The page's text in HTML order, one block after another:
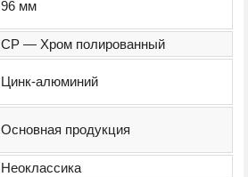
96 мм
CP — Хром полированный
Цинк-алюминий
Основная продукция
Неоклассика